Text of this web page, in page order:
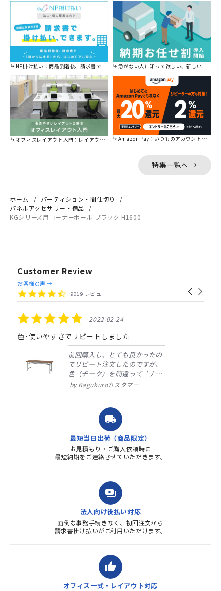
NP掛け払い：商品到着後、請求書で後から払えます。 急がない人に知って欲しい、新しい割引を始めました。
オフィスレイアウト入門：レイアウトの基本をご紹介。 Amazon Pay：いつものアカウントで簡単に決済可能。
特集一覧へ →
ホーム
パーティション・間仕切り
パネルアクセサリー・備品
KGシリーズ用コーナーポール ブラック H1600
Customer Review
Reviews
carousel
Carousel
4.4
star
9019 レビュー
お客様の声 →
5.0
star
rating
2022-02-24
色･使いやすさでリピートしました
前回購入し、とても良かったの
でリピート注文したのですが、
色（チーク）を間違って「ナチ
ュラル」としてしまいました。
ました。商品到着も早く、品
質・使いやすさで満足していま
す。また、リピートするときは
よろしくお...
Kagukuroカスタマー
local_shipping
最短当日出荷（商品限定）
お見積もり・ご購入依頼時に
最短納期をご連絡させていただきます。
payments
法人向け後払い対応
面倒な事務手続きなく、初回注文から
請求書掛け払いがご利用いただけます。
thumb_up
オフィス一式・レイアウト対応